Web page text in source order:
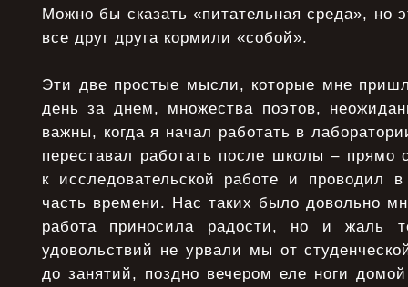
Можно бы сказать «питательная среда», но
все друг друга кормили «собой».
Эти две простые мысли, которые мне
день за днем, множества поэтов,
важны, когда я начал работать в
переставал работать после школы – прямо
к исследовательской работе и проводил
часть времени. Нас таких было довольно
работа приносила радости, но и жаль
удовольствий не урвали мы от
до занятий, поздно вечером еле ноги